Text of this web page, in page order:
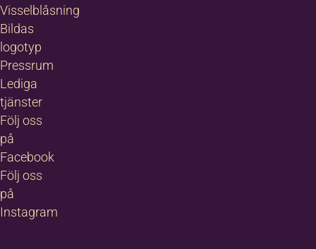
Visselblåsning
Bildas
logotyp
Pressrum
Lediga
tjänster
Följ oss
på
Facebook
Följ oss
på
Instagram